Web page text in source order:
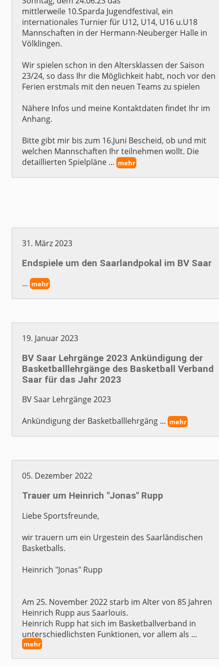
mittlerweile 10.Sparda Jugendfestival, ein
internationales Turnier für U12, U14, U16 u.U18
Mannschaften in der Hermann-Neuberger Halle in
Völklingen.
Wir spielen schon in den Altersklassen der Saison
23/24, so dass Ihr die Möglichkeit habt, noch vor den
Ferien erstmals mit den neuen Teams zu spielen
Nähere Infos und meine Kontaktdaten findet Ihr im
Anhang.
Bitte gibt mir bis zum 16.Juni Bescheid, ob und mit
welchen Mannschaften Ihr teilnehmen wollt. Die
detaillierten Spielpläne ... mehr
31. März 2023
Endspiele um den Saarlandpokal im BV Saar
... mehr
19. Januar 2023
BV Saar Lehrgänge 2023 Ankündigung der
Basketballlehrgänge des Basketball Verband
Saar für das Jahr 2023
BV Saar Lehrgänge 2023
Ankündigung der Basketballlehrgäng ... mehr
05. Dezember 2022
Trauer um Heinrich "Jonas" Rupp
Liebe Sportsfreunde,
wir trauern um ein Urgestein des Saarländischen
Basketballs.
Heinrich "Jonas" Rupp
Am 25. November 2022 starb im Alter von 85 Jahren
Heinrich Rupp aus Saarlouis.
Heinrich Rupp hat sich im Basketballverband in
unterschiedlichsten Funktionen, vor allem als ...
mehr